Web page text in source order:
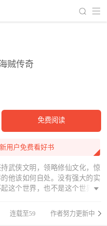
贼传奇
免费阅读
用户免费看好书
武侠文明，领略修仙文化，惊
他该如何自处。没有强大的实
这个世界，也不是这个世界对
连载至59 作者努力更新中